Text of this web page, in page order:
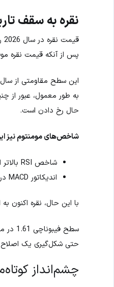
نقره به سقف
قیمت نقره در سال 2026 رشد چشمگیری را تجربه کرده است.
پس از آنکه قیمت نقره موفق شد مقاومت افقی
این سطح مقاومتی از سال 1980 تاکنون پابرجا بود و معامله‌گران مدت‌ها در انتظار شکست آن بودند.
به طور معمول، عبور از
حال رخ دادن است.
شاخص‌های مومنتوم نیز
شاخص RSI بالاتر از 70 قرار دارد (نشانه قدرت بالای روند)
اندیکاتور MACD در محدوده مثبت است
با این حال، نقره
حتی شکل‌گیری یک
چشم‌انداز